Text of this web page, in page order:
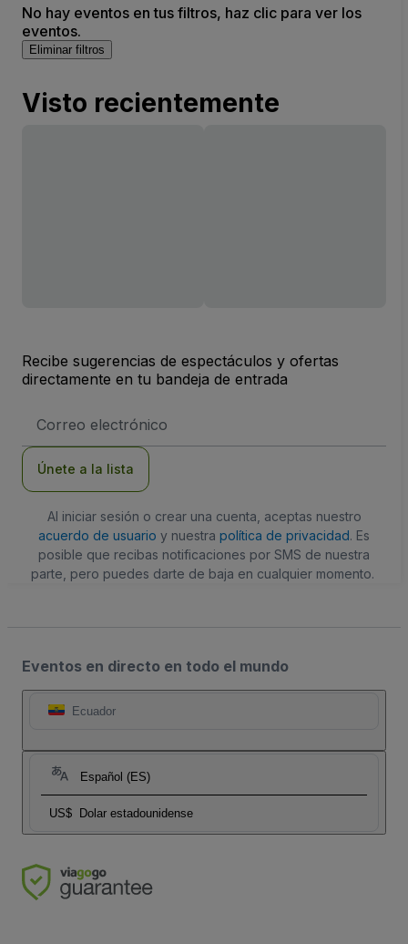
No hay eventos en tus filtros, haz clic para ver los
eventos.
Eliminar filtros
Visto recientemente
Recibe sugerencias de espectáculos y ofertas
directamente en tu bandeja de entrada
de
Únete a la lista
Al iniciar sesión o crear una cuenta, aceptas nuestro
acuerdo de usuario y nuestra política de privacidad. Es
posible que recibas notificaciones por SMS de nuestra
parte, pero puedes darte de baja en cualquier momento.
Eventos en directo en todo el mundo
Ecuador
Español (ES)
US$ Dolar estadounidense